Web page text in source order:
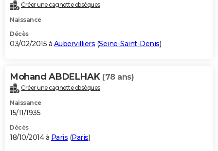
Créer une cagnotte obsèques
Naissance
Décès
03/02/2015 à Aubervilliers (Seine-Saint-Denis)
Mohand ABDELHAK (78 ans)
Créer une cagnotte obsèques
Naissance
15/11/1935
Décès
18/10/2014 à Paris (Paris)